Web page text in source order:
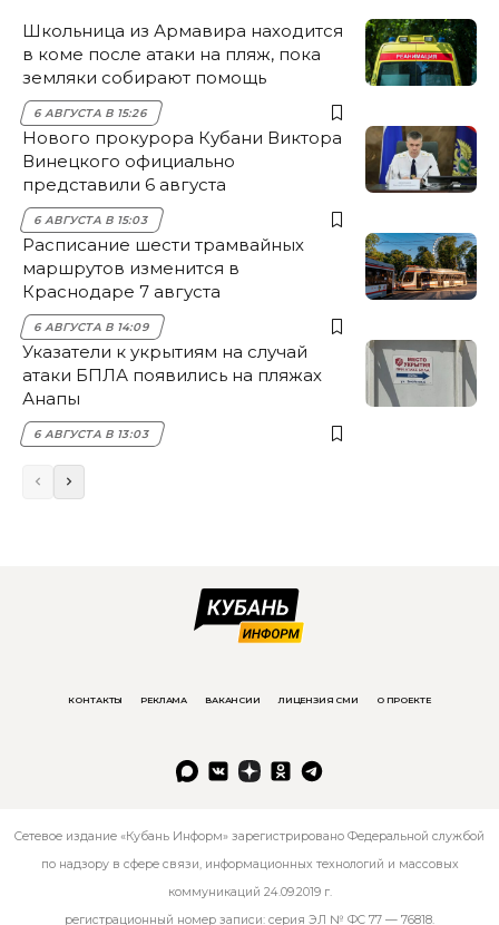
Школьница из Армавира находится
в коме после атаки на пляж, пока
земляки собирают помощь
6 АВГУСТА В 15:26
Нового прокурора Кубани Виктора
Винецкого официально
представили 6 августа
6 АВГУСТА В 15:03
Расписание шести трамвайных
маршрутов изменится в
Краснодаре 7 августа
6 АВГУСТА В 14:09
Указатели к укрытиям на случай
атаки БПЛА появились на пляжах
Анапы
6 АВГУСТА В 13:03
КОНТАКТЫ РЕКЛАМА ВАКАНСИИ ЛИЦЕНЗИЯ СМИ О ПРОЕКТЕ
Сетевое издание «Кубань Информ» зарегистрировано Федеральной службой
по надзору в сфере связи, информационных технологий и массовых
коммуникаций 24.09.2019 г.
регистрационный номер записи: серия ЭЛ № ФС 77 — 76818.